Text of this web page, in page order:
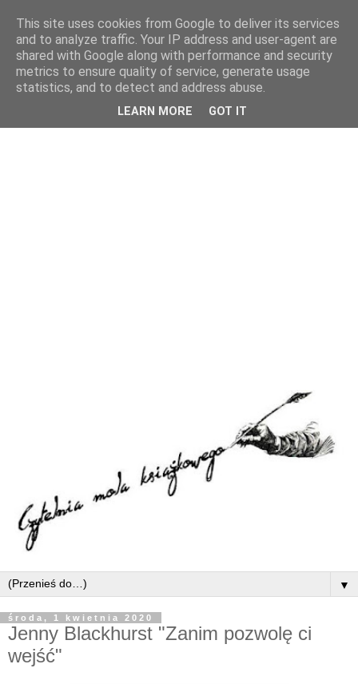
▼
środa, 1 kwietnia 2020
Jenny Blackhurst "Zanim pozwolę ci
wejść"
This site uses cookies from Google to deliver its services
and to analyze traffic. Your IP address and user-agent are
shared with Google along with performance and security
metrics to ensure quality of service, generate usage
statistics, and to detect and address abuse.
LEARN MORE GOT IT